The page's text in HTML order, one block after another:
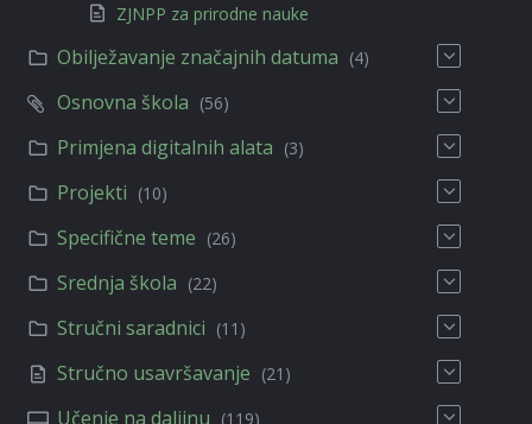
ZJNPP za prirodne nauke
Obilježavanje značajnih datuma (4)
Osnovna škola (56)
Primjena digitalnih alata (3)
Projekti (10)
Specifične teme (26)
Srednja škola (22)
Stručni saradnici (11)
Stručno usavršavanje (21)
Učenje na daljinu (119)